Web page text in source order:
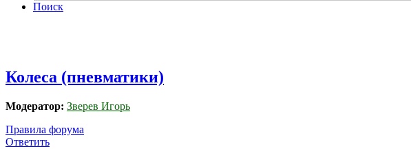
Поиск
Колеса (пневматики)
Модератор: Зверев Игорь
Правила форума
Ответить
Ответить